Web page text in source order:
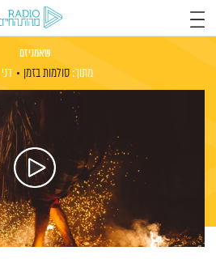
שאמניזם
מתוך: סולמות בזמן